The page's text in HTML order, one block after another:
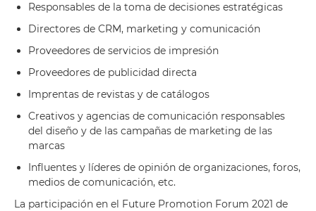
Responsables de la toma de decisiones estratégicas
Directores de CRM, marketing y comunicación
Proveedores de servicios de impresión
Proveedores de publicidad directa
Imprentas de revistas y de catálogos
Creativos y agencias de comunicación responsables
del diseño y de las campañas de marketing de las
marcas
Influentes y líderes de opinión de organizaciones, foros,
medios de comunicación, etc.
La participación en el Future Promotion Forum 2021 de